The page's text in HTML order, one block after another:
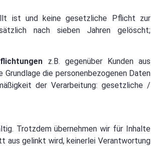
ist und keine gesetzliche Pflicht zur
nach sieben Jahren gelöscht;
z.B. gegenüber Kunden aus
die personenbezogenen Daten
der Verarbeitung: gesetzliche /
Trotzdem übernehmen wir für Inhalte
aus gelinkt wird, keinerlei Verantwortung